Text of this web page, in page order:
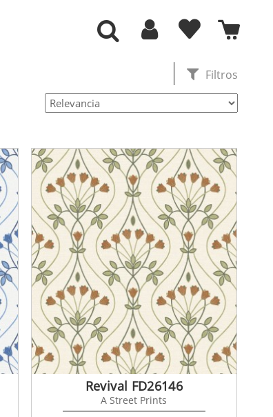
Filtros
Revival FD26146
A Street Prints